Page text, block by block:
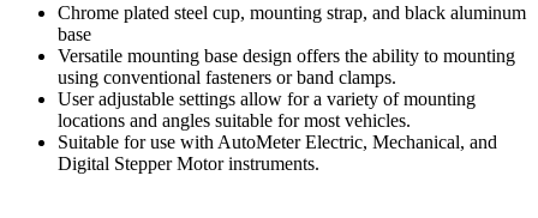
Chrome plated steel cup, mounting strap, and black aluminum
base
Versatile mounting base design offers the ability to mounting
using conventional fasteners or band clamps.
User adjustable settings allow for a variety of mounting
locations and angles suitable for most vehicles.
Suitable for use with AutoMeter Electric, Mechanical, and
Digital Stepper Motor instruments.